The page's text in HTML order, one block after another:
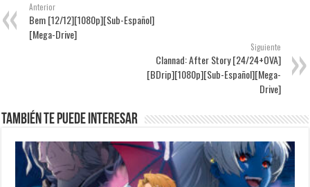
Anterior
Bem [12/12][1080p][Sub-Español]
[Mega-Drive]
Siguiente
Clannad: After Story [24/24+OVA]
[BDrip][1080p][Sub-Español][Mega-
Drive]
También te puede interesar